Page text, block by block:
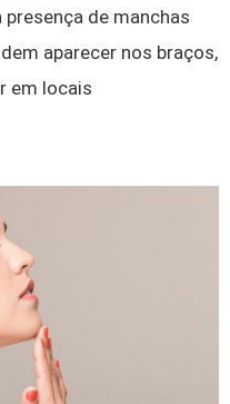
de manchas
aparecer nos braços,
em locais